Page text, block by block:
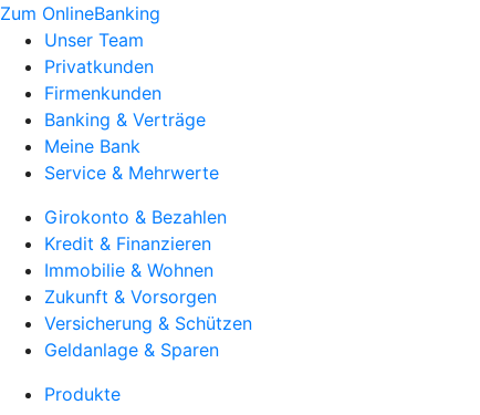
Zum OnlineBanking
Unser Team
Privatkunden
Firmenkunden
Banking & Verträge
Meine Bank
Service & Mehrwerte
Girokonto & Bezahlen
Kredit & Finanzieren
Immobilie & Wohnen
Zukunft & Vorsorgen
Versicherung & Schützen
Geldanlage & Sparen
Produkte